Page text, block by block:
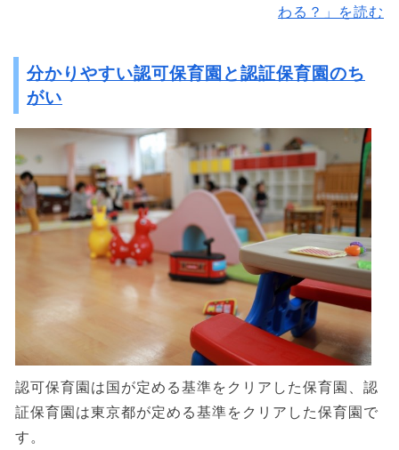
わる？」を読む
分かりやすい認可保育園と認証保育園のち
がい
認可保育園は国が定める基準をクリアした保育園、認
証保育園は東京都が定める基準をクリアした保育園で
す。